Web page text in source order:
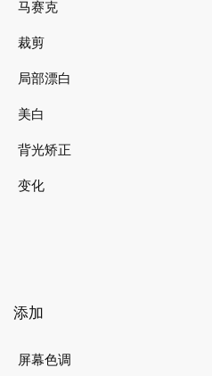
马赛克
裁剪
局部漂白
美白
背光矫正
变化
添加
屏幕色调